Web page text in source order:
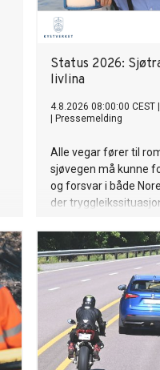
Status 2026:
livlina
4.8.2026 08:00:00 CEST
Pressemelding
Alle vegar fører til
sjøvegen må kunne
og forsvar i både
der
at sjøtransporten er
av infrastrukturen
Det gjeld i fredstid, i
verste skulle skje.